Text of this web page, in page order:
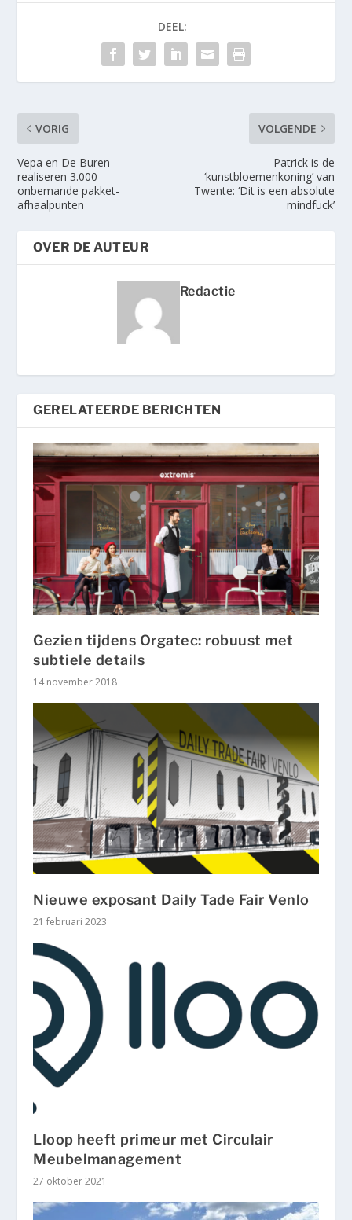
DEEL:
VORIG
Vepa en De Buren
realiseren 3.000
onbemande pakket-
afhaalpunten
VOLGENDE
Patrick is de
‘kunstbloemenkoning’ van
Twente: ‘Dit is een absolute
mindfuck’
OVER DE AUTEUR
Redactie
GERELATEERDE BERICHTEN
Gezien tijdens Orgatec: robuust met
subtiele details
14 november 2018
Nieuwe exposant Daily Tade Fair Venlo
21 februari 2023
Lloop heeft primeur met Circulair
Meubelmanagement
27 oktober 2021